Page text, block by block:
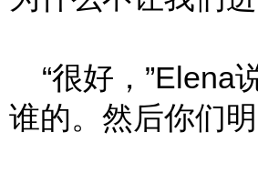
“很好，”Elena
谁的。然后你们